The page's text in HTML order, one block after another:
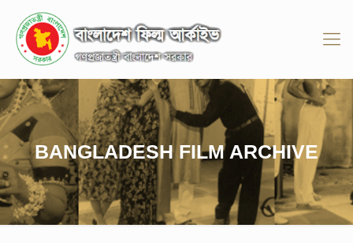
BANGLADESH FILM ARCHIVE